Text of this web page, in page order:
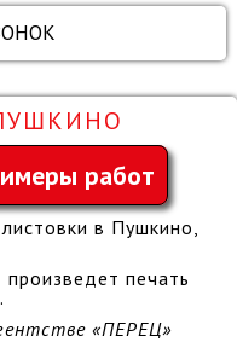
работ
в Пушкино,
печать
«ПЕРЕЦ»